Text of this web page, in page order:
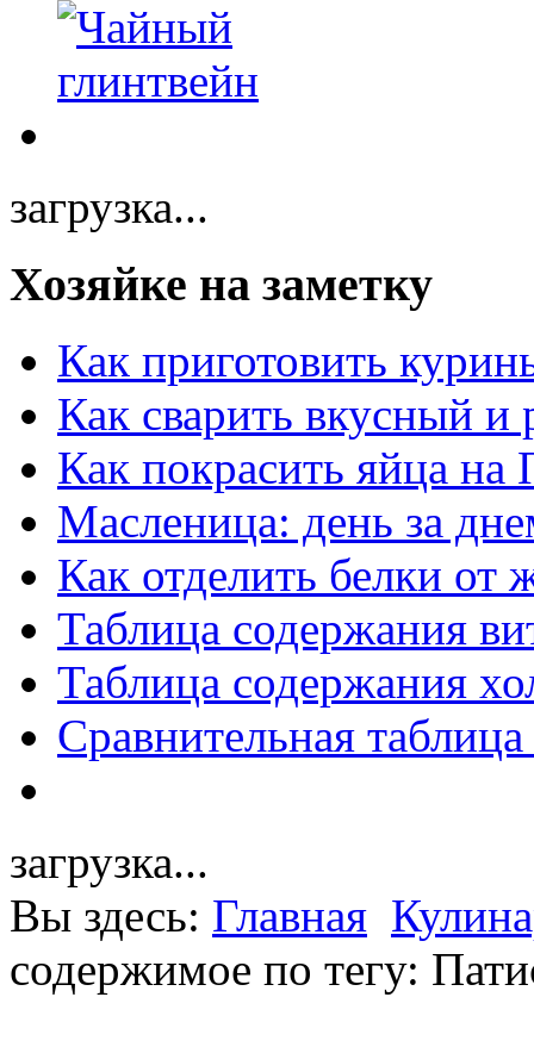
загрузка...
Хозяйке на заметку
Как приготовить
Как сварить вкусный и
Как покрасить яйца на
Масленица: день за
Как отделить белки от
Таблица содержания
Таблица содержания
Сравнительная
загрузка...
Вы здесь: Главная
содержимое по тегу: